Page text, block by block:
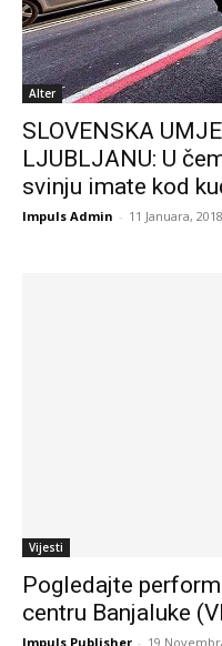
Alter
SLOVENSKA
LJUBLJANU: U
svinju imate kod
Impuls Admin - 11 Januara, 2018
Vijesti
Pogledajte
centru Banjaluke
Impuls Publisher - 19